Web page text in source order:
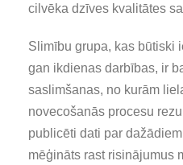
cilvēka dzīves kvalitātes
Slimību grupa, kas būtiski
gan ikdienas darbības, ir
saslimšanas, no kurām
novecošanās procesu
publicēti dati par
mēģināts rast risinājumus